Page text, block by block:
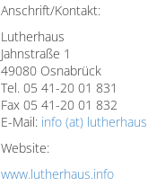
Anschrift/Kontakt:
Lutherhaus
Jahnstraße 1
49080 Osnabrück
Tel. 05 41-20 01 831
Fax 05 41-20 01 832
E-Mail: info (at)
Website:
www.lutherhaus.info